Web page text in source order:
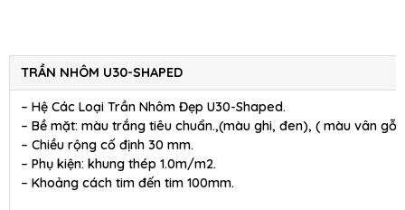
TRẦN NHÔM U30-SHAPED
– Hệ Các Loại Trần Nhôm Đẹp U30-Shaped.
– Bề mặt: màu trắng tiêu chuẩn.,(màu ghi, đen), ( màu vân gỗ
– Chiều rộng cố định 30 mm.
– Phụ kiện: khung thép 1.0m/m2.
– Khoảng cách tim đến tim 100mm.